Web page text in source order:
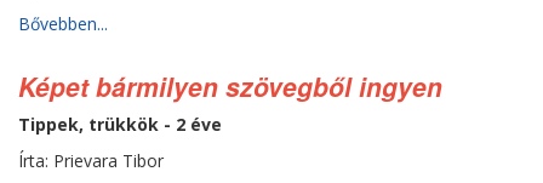
Bővebben...
Képet bármilyen szövegből ingyen
Tippek, trükkök - 2 éve
Írta: Prievara Tibor